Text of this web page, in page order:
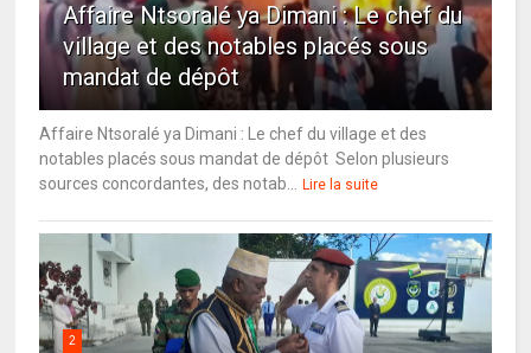
Affaire Ntsoralé ya Dimani : Le chef du
village et des notables placés sous
mandat de dépôt
Affaire Ntsoralé ya Dimani : Le chef du village et des
notables placés sous mandat de dépôt Selon plusieurs
sources concordantes, des notab...
Lire la suite
2